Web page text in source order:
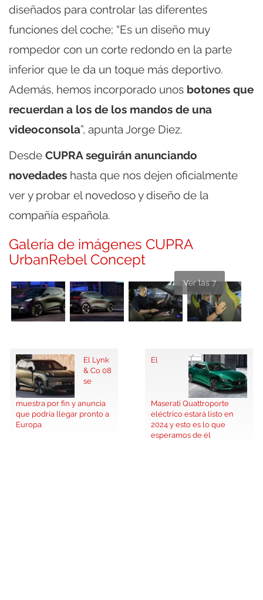
diseñados para controlar las diferentes
funciones del coche; “Es un diseño muy
rompedor con un corte redondo en la parte
inferior que le da un toque más deportivo.
Además, hemos incorporado unos botones que
recuerdan a los de los mandos de una
videoconsola”, apunta Jorge Diez.
Desde CUPRA seguirán anunciando
novedades hasta que nos dejen oficialmente
ver y probar el novedoso y diseño de la
compañía española.
Galería de imágenes CUPRA
UrbanRebel Concept
Ver las 7
El Lynk
& Co 08
se
muestra por fin y anuncia
que podría llegar pronto a
Europa
El
Maserati Quattroporte
eléctrico estará listo en
2024 y esto es lo que
esperamos de él